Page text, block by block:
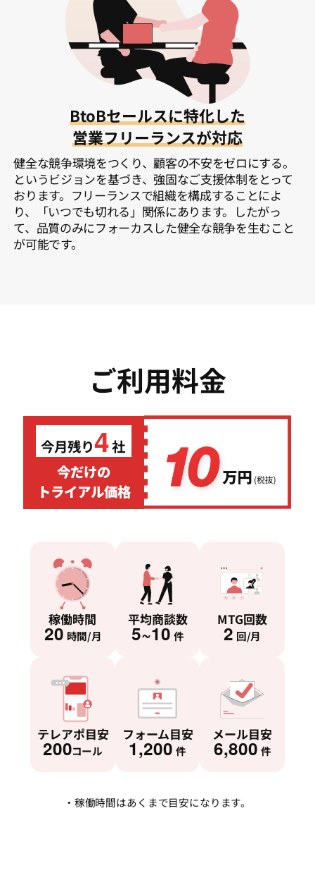
BtoBセールスに特化した
営業フリーランスが対応
健全な競争環境をつくり、顧客の不安をゼロにする。
というビジョンを基づき、強固なご支援体制をとって
おります。フリーランスで組織を構成することによ
り、「いつでも切れる」関係にあります。したがっ
て、品質のみにフォーカスした健全な競争を生むこと
が可能です。
ご利用料金
今月残り4社
今だけの
トライアル価格
稼働時間
20 時間/月
平均商談数
5~10 件
MTG回数
2 回/月
テレアポ目安
200コール
フォーム目安
1,200 件
メール目安
6,800 件
・稼働時間はあくまで目安になります。